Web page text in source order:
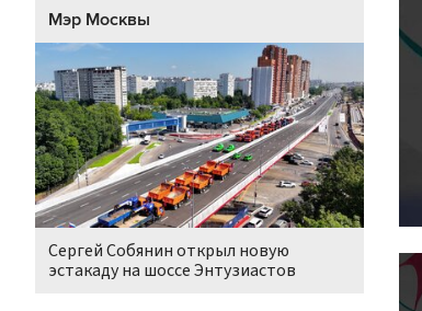
Мэр Москвы
Сергей Собянин открыл новую
эстакаду на шоссе Энтузиастов